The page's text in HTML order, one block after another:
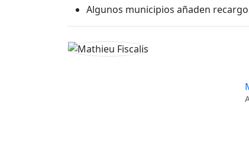
Algunos municipios añaden